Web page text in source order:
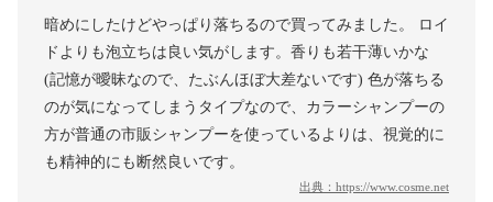
暗めにしたけどやっぱり落ちるので買ってみました。 ロイ
ドよりも泡立ちは良い気がします。香りも若干薄いかな
(記憶が曖昧なので、たぶんほぼ大差ないです) 色が落ちる
のが気になってしまうタイプなので、カラーシャンプーの
方が普通の市販シャンプーを使っているよりは、視覚的に
も精神的にも断然良いです。
出典： https://www.cosme.net